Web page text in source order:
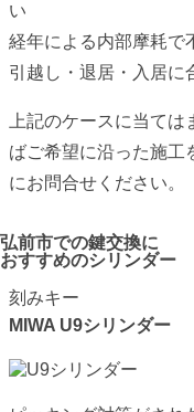
い
経年による内部摩耗で
引越し・退居・入居に
上記のケースに当て
ばご希望に沿った施工
にお問合せください。
弘前市での鍵交換に
おすすめのシリンダー
刻みキー
MIWA U9シリンダー